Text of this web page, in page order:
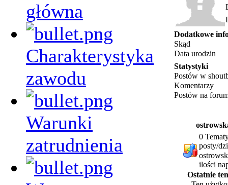
główna
Charakterystyka
zawodu
Warunki
zatrudnienia
Dodatkowe
Skąd
Data urodzin
Statystyki
Postów w
Komentarzy
Postów na
0
posty/
ilości
Ostatnie